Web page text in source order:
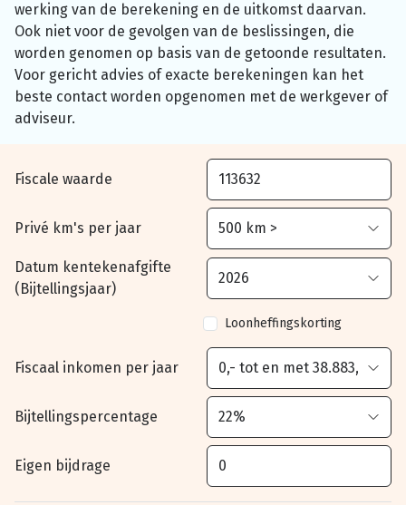
werking van de berekening en de uitkomst daarvan.
Ook niet voor de gevolgen van de beslissingen, die
worden genomen op basis van de getoonde resultaten.
Voor gericht advies of exacte berekeningen kan het
beste contact worden opgenomen met de werkgever of
adviseur.
Fiscale waarde
Privé km's per jaar
Datum kentekenafgifte
(Bijtellingsjaar)
Loonheffingskorting
Fiscaal inkomen per jaar
Bijtellingspercentage
Eigen bijdrage